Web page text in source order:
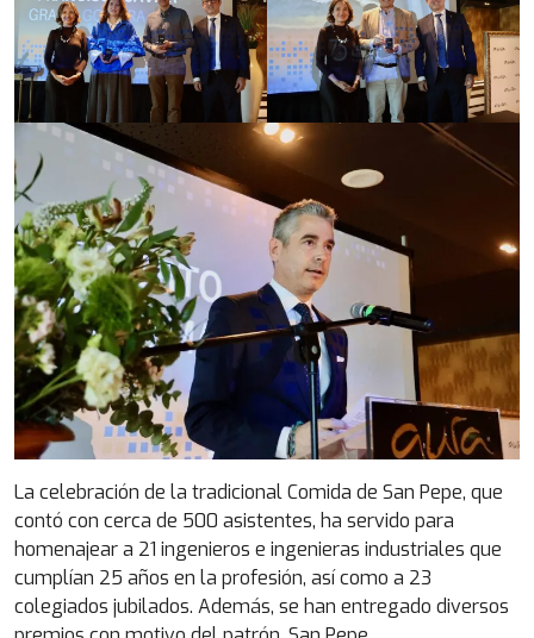
La celebración de la tradicional Comida de San Pepe, que
contó con cerca de 500 asistentes, ha servido para
homenajear a 21 ingenieros e ingenieras industriales que
cumplían 25 años en la profesión, así como a 23
colegiados jubilados. Además, se han entregado diversos